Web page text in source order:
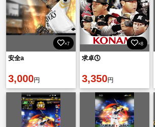
×7
安全a
3,000円
×8
求卓🕔
3,350円